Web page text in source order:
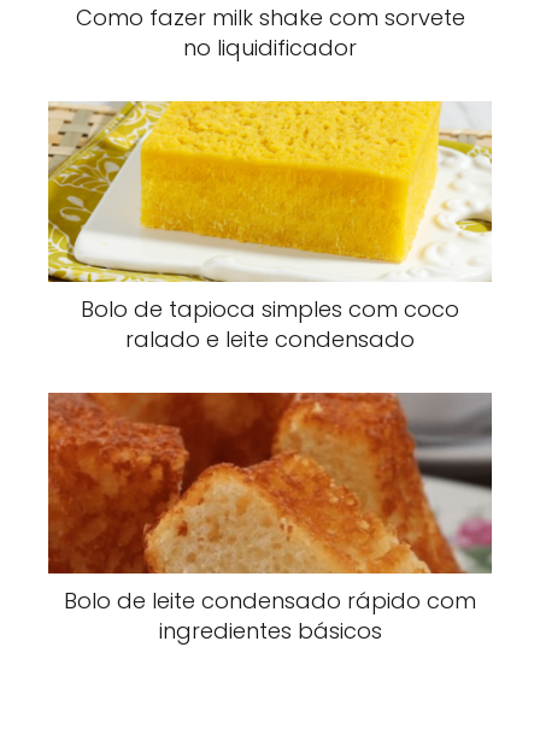
Como fazer milk shake com sorvete
no liquidificador
Bolo de tapioca simples com coco
ralado e leite condensado
Bolo de leite condensado rápido com
ingredientes básicos